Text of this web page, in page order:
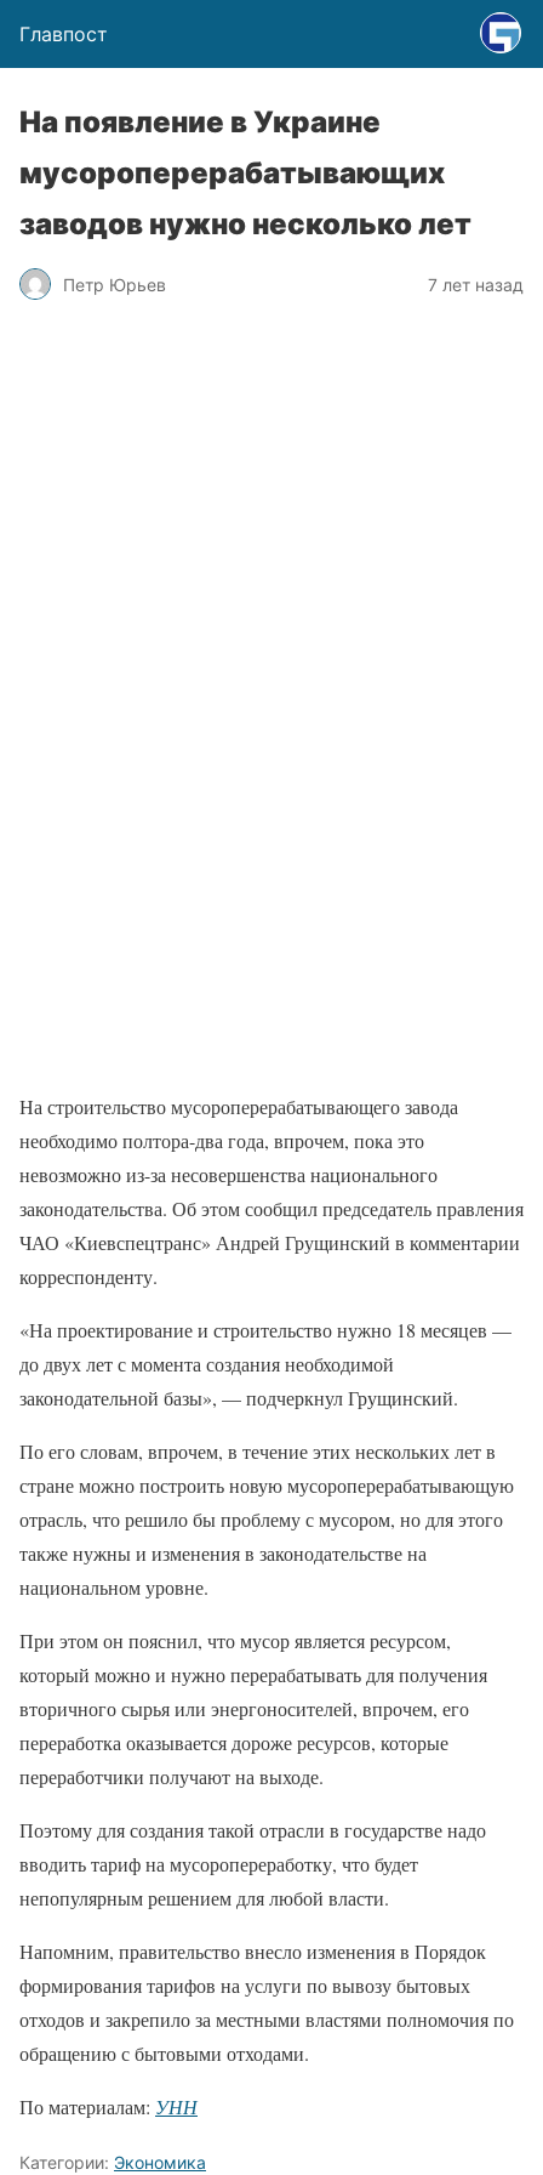
Главпост
На появление в Украине
мусороперерабатывающих
заводов нужно несколько лет
Петр Юрьев 7 лет назад
На строительство мусороперерабатывающего завода
необходимо полтора-два года, впрочем, пока это
невозможно из-за несовершенства национального
законодательства. Об этом сообщил председатель правления
ЧАО «Киевспецтранс» Андрей Грущинский в комментарии
корреспонденту.
«На проектирование и строительство нужно 18 месяцев —
до двух лет с момента создания необходимой
законодательной базы», — подчеркнул Грущинский.
По его словам, впрочем, в течение этих нескольких лет в
стране можно построить новую мусороперерабатывающую
отрасль, что решило бы проблему с мусором, но для этого
также нужны и изменения в законодательстве на
национальном уровне.
При этом он пояснил, что мусор является ресурсом,
который можно и нужно перерабатывать для получения
вторичного сырья или энергоносителей, впрочем, его
переработка оказывается дороже ресурсов, которые
переработчики получают на выходе.
Поэтому для создания такой отрасли в государстве надо
вводить тариф на мусоропереработку, что будет
непопулярным решением для любой власти.
Напомним, правительство внесло изменения в Порядок
формирования тарифов на услуги по вывозу бытовых
отходов и закрепило за местными властями полномочия по
обращению с бытовыми отходами.
По материалам: УНН
Категории: Экономика